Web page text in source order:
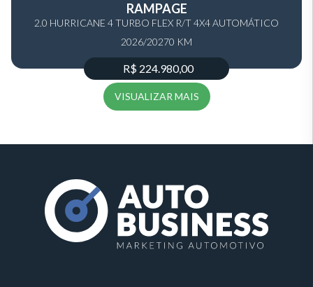
RAMPAGE
2.0 HURRICANE 4 TURBO FLEX R/T 4X4 AUTOMÁTICO
2026/20270 KM
R$ 224.980,00
VISUALIZAR MAIS